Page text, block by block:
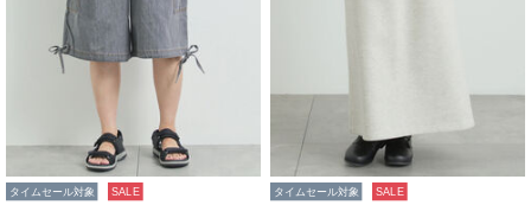
タイムセール対象 SALE タイムセール対象 SALE